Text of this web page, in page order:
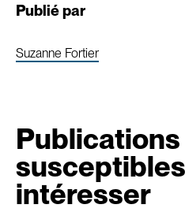
Publié par
Suzanne Fortier
Publications
intéresser